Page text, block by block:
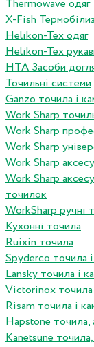
Thermowave одяг
X-Fish
Helikon-Tex одяг
Helikon-Tex
HTA Засоби
Точильні системи
Ganzo точила і
Work Sharp
Work Sharp
Work Sharp
Work Sharp
Work Sharp
точилок
WorkSharp ручні
Кухонні точила
Ruixin точила
Spyderco точила
Lansky точила і
Victorinox точила
Risam точила і
Hapstone точила,
Kanetsune